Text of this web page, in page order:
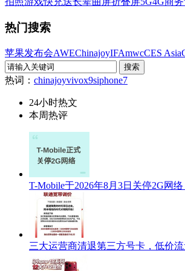
热门搜索
苹果发布会AWEChinajoyIFAmwcCES Asia
热词： chinajoyvivox9siphone7
24小时热文
本周热评
T-Mobile于2026年8月3日关停2G网
三大运营商清退第三方号卡，低价